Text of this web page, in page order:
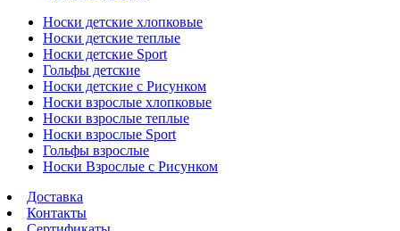
Носки детские хлопковые
Носки детские теплые
Носки детские Sport
Гольфы детские
Носки детские с Рисунком
Носки взрослые хлопковые
Носки взрослые теплые
Носки взрослые Sport
Гольфы взрослые
Носки Взрослые с Рисунком
Доставка
Контакты